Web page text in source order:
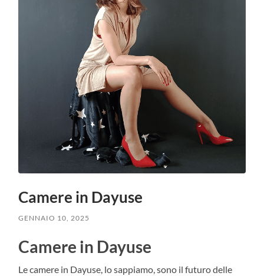
Camere in Dayuse
GENNAIO 10, 2025
Camere in Dayuse
Le camere in Dayuse, lo sappiamo, sono il futuro delle